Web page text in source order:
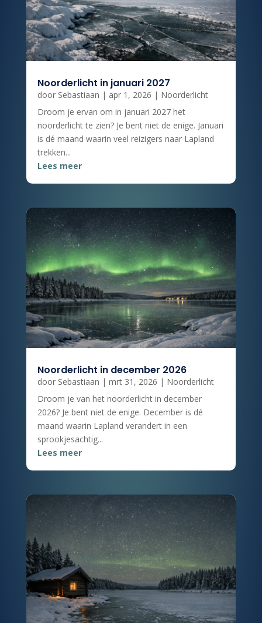
Noorderlicht in januari 2027
door Sebastiaan | apr 1, 2026 | Noorderlicht
Droom je ervan om in januari 2027 het
noorderlicht te zien? Je bent niet de enige. Januari
is dé maand waarin veel reizigers naar Lapland
trekken...
Lees meer
Noorderlicht in december 2026
door Sebastiaan | mrt 31, 2026 | Noorderlicht
Droom je van het noorderlicht in december
2026? Je bent niet de enige. December is dé
maand waarin Lapland verandert in een
sprookjesachtig...
Lees meer